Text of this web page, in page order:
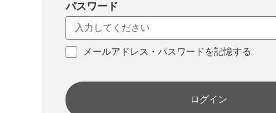
パスワード
メールアドレス・パスワードを記憶する
ログイン